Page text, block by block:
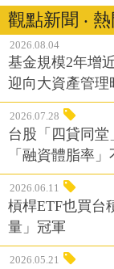
觀點新聞 ‧
2026.08.04
基金規模2年增
迎向大資產管理
2026.07.28
台股「四貸同
「融資體脂率」
2026.06.11
槓桿ETF也買台
量」冠軍
2026.05.21